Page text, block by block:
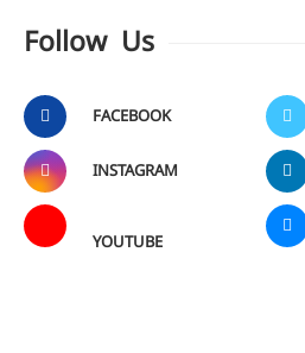
Follow Us
FACEBOOK
INSTAGRAM
YOUTUBE